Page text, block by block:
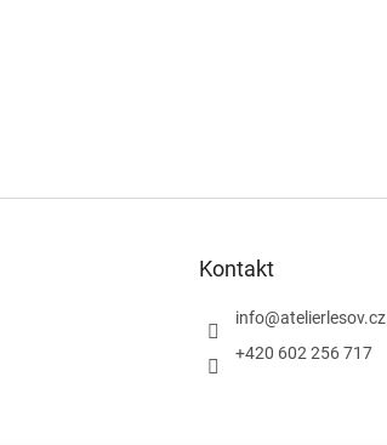
Kontakt
info@atelierlesov.cz
+420 602 256 717